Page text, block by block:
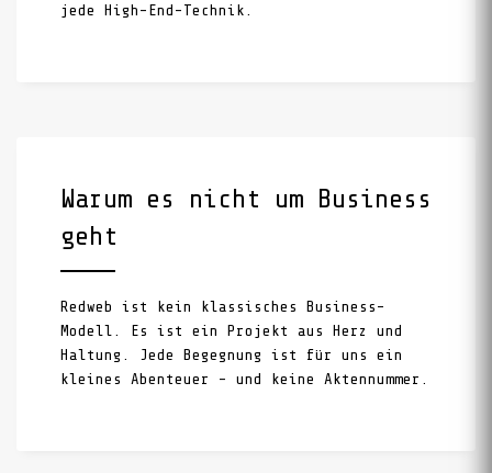
jede High-End-Technik.
Warum es nicht um Business
geht
Redweb ist kein klassisches Business-
Modell. Es ist ein Projekt aus Herz und
Haltung. Jede Begegnung ist für uns ein
kleines Abenteuer – und keine Aktennummer.